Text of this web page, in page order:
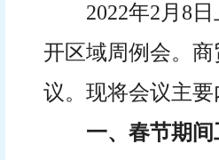
2022年2月8
开区域周例会。
议。现将会议主要
一、春节期